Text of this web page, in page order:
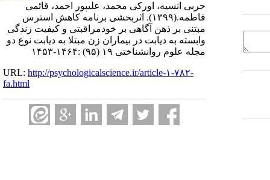
حربی انسیه، اورکی محمد، علیپور احمد، قائمی
فاطمه.(۱۳۹۹).
اثربخشی برنامه کاهش استرس
مبتنی بر ذهن آگاهی بر خودمراقبتی و کیفیت زندگی
وابسته به دیابت در بیماران زن مبتلا به دیابت نوع دو
مجله علوم روانشناختی ۱۹ (۹۵) :۱۴۶۴-۱۴۵۳
URL: http://psychologicalscience.ir/article-۱-۷۸۲-
fa.html